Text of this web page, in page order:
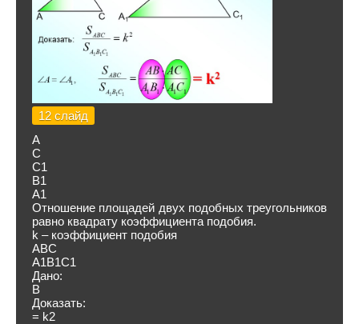
12 слайд
А
С
С1
В1
А1
Отношение площадей двух подобных треугольников
равно квадрату коэффициента подобия.
k – коэффициент подобия
ABC
A1B1C1
Дано:
В
Доказать:
= k2